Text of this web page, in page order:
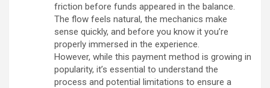
friction before funds appeared in the balance.
The flow feels natural, the mechanics make
sense quickly, and before you know it you’re
properly immersed in the experience.
However, while this payment method is growing in
popularity, it’s essential to understand the
process and potential limitations to ensure a